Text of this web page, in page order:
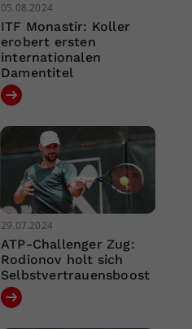
05.08.2024
ITF Monastir: Koller
erobert ersten
internationalen
Damentitel
29.07.2024
ATP-Challenger Zug:
Rodionov holt sich
Selbstvertrauensboost